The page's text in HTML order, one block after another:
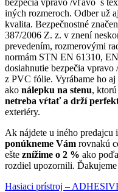
148x210
iných rozmeroch. Odber už
kvalita. Bezpečnostné
387/2006 Z. z. v znení
prevedením, rozmerovými
normám STN EN 61310,
dosiahnutie bezpečia
z PVC fólie. Vyrábame ho
ako nálepku na stenu,
netreba vŕtať a drží
exteriéry.
Ak nájdete u iného
ponúkneme Vám rovnakú
ešte znížime o 2 % ako
rozdiel upozornili. Ďakujeme
Hasiaci prístroj –